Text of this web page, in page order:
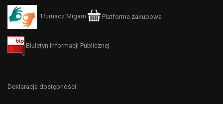
Tłumacz Migam Platforma zakupowa
Biuletyn Informacji Publicznej
Deklaracja dostępności